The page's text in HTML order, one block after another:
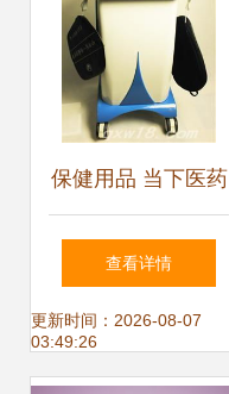
保健用品 当下医药
保健市场的蓝海机
遇探析
查看详情
更新时间：2026-08-07
03:49:26